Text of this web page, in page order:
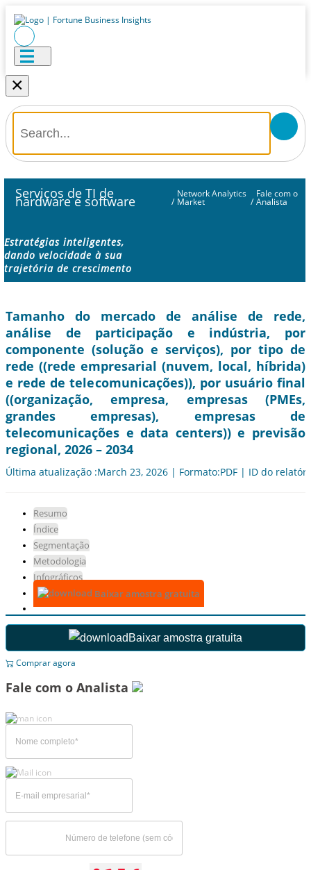
×
Serviços de TI de
hardware e software /
Network Analytics
Market /
Fale com o
Analista
Estratégias inteligentes,
dando velocidade à sua
trajetória de crescimento
Tamanho do mercado de análise de rede,
análise de participação e indústria, por
componente (solução e serviços), por tipo de
rede ((rede empresarial (nuvem, local, híbrida)
e rede de telecomunicações)), por usuário final
((organização, empresa, empresas (PMEs,
grandes empresas), empresas de
telecomunicações e data centers)) e previsão
regional, 2026 – 2034
Última atualização :March 23, 2026 | Formato:PDF | ID do
Resumo
Índice
Segmentação
Metodologia
Infográficos
Baixar amostra gratuita
Baixar amostra gratuita
Comprar agora
Fale com o Analista